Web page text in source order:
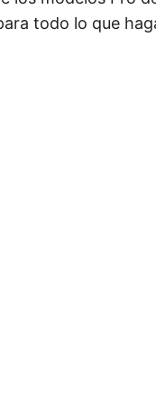
todo lo que